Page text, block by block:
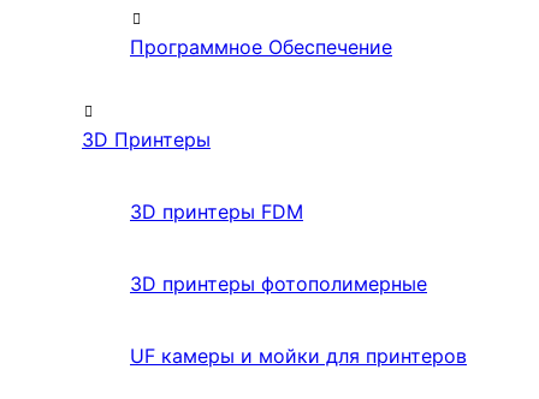
Программное Обеспечение
3D Принтеры
3D принтеры FDM
3D принтеры фотополимерные
UF камеры и мойки для принтеров